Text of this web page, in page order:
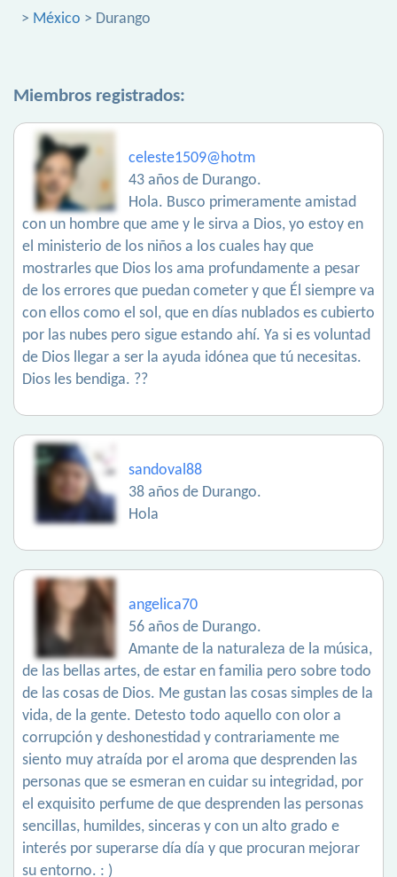
> México > Durango
Miembros registrados:
celeste1509@hotm
43 años de Durango.
Hola. Busco primeramente amistad
con un hombre que ame y le sirva a Dios, yo estoy en
el ministerio de los niños a los cuales hay que
mostrarles que Dios los ama profundamente a pesar
de los errores que puedan cometer y que Él siempre va
con ellos como el sol, que en días nublados es cubierto
por las nubes pero sigue estando ahí. Ya si es voluntad
de Dios llegar a ser la ayuda idónea que tú necesitas.
Dios les bendiga. ??
sandoval88
38 años de Durango.
Hola
angelica70
56 años de Durango.
Amante de la naturaleza de la música,
de las bellas artes, de estar en familia pero sobre todo
de las cosas de Dios. Me gustan las cosas simples de la
vida, de la gente. Detesto todo aquello con olor a
corrupción y deshonestidad y contrariamente me
siento muy atraída por el aroma que desprenden las
personas que se esmeran en cuidar su integridad, por
el exquisito perfume de que desprenden las personas
sencillas, humildes, sinceras y con un alto grado e
interés por superarse día día y que procuran mejorar
su entorno. : )